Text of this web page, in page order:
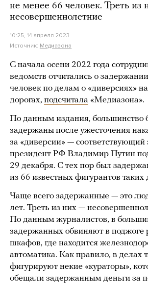
не менее 66 человек. Треть из
несовершеннолетние
10:25, 14 апреля 2023
Источник: Медиазона
С начала осени 2022 года
ведомств отчитались о
человек по делам о «диверсиях»
дорогах, подсчитала «Медиазона».
По данным издания, большинство
задержаны после ужесточения
за «диверсии» — соответствующий
президент РФ Владимир Путин
29 декабря. С тех пор был
из 66 известных фигурантов таких
Чаще всего задержанные — это
лет. Треть из них —
По данным журналистов, в
задержанных обвиняют в поджоге
шкафов, где находится
автоматика. Как правило, в делах
фигурируют некие «кураторы»,
обещали задержанным деньги за